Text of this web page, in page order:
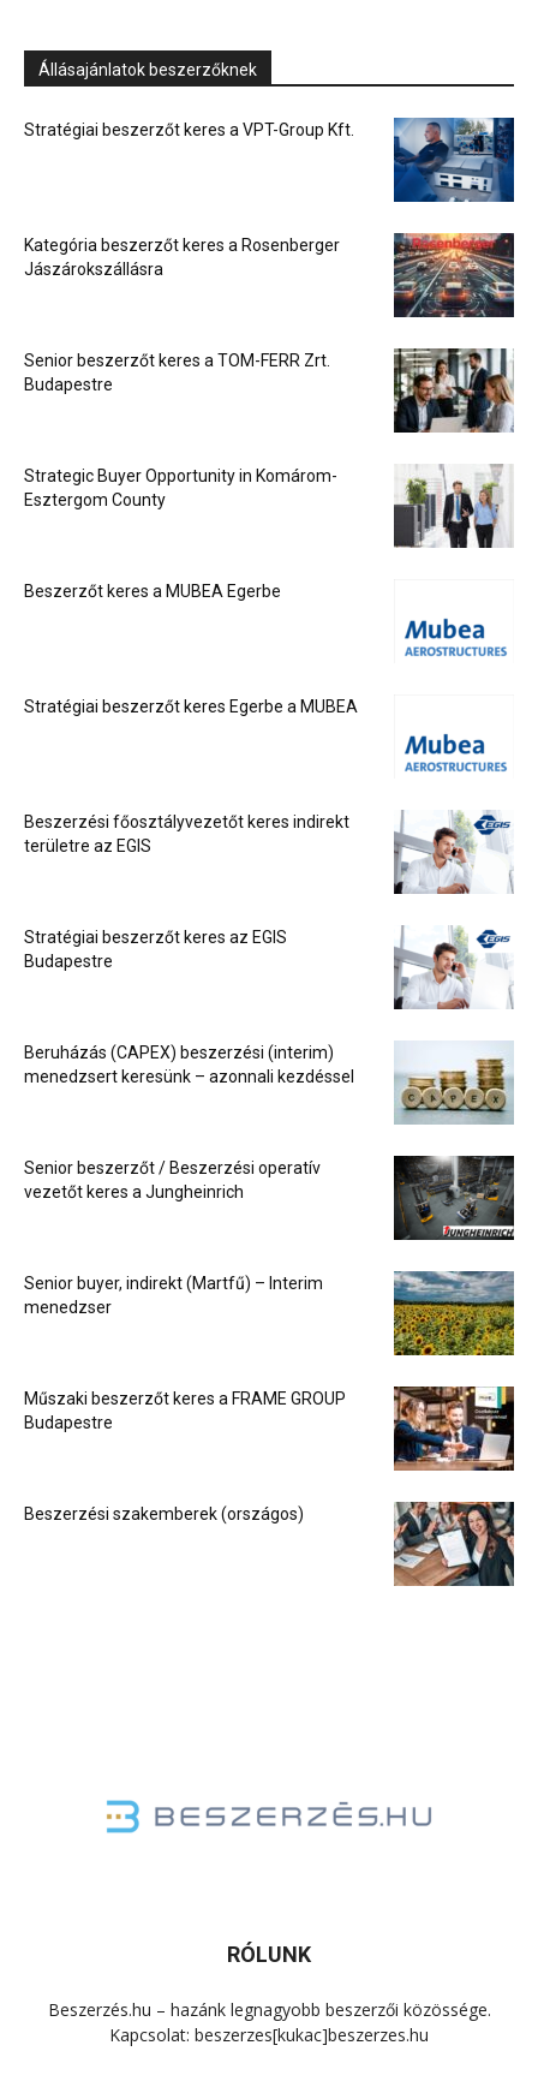
Állásajánlatok beszerzőknek
Stratégiai beszerzőt keres a VPT-Group Kft.
Kategória beszerzőt keres a Rosenberger
Jászárokszállásra
Senior beszerzőt keres a TOM-FERR Zrt.
Budapestre
Strategic Buyer Opportunity in Komárom-
Esztergom County
Beszerzőt keres a MUBEA Egerbe
Stratégiai beszerzőt keres Egerbe a MUBEA
Beszerzési főosztályvezetőt keres indirekt
területre az EGIS
Stratégiai beszerzőt keres az EGIS
Budapestre
Beruházás (CAPEX) beszerzési (interim)
menedzsert keresünk – azonnali kezdéssel
Senior beszerzőt / Beszerzési operatív
vezetőt keres a Jungheinrich
Senior buyer, indirekt (Martfű) – Interim
menedzser
Műszaki beszerzőt keres a FRAME GROUP
Budapestre
Beszerzési szakemberek (országos)
RÓLUNK
Beszerzés.hu – hazánk legnagyobb beszerzői közössége.
Kapcsolat: beszerzes[kukac]beszerzes.hu